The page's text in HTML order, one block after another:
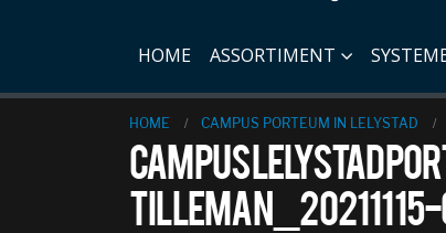
HOME ASSORTIMENT
HOME CAMPUS PORTEUM IN LELYSTAD
Campus Lelystad